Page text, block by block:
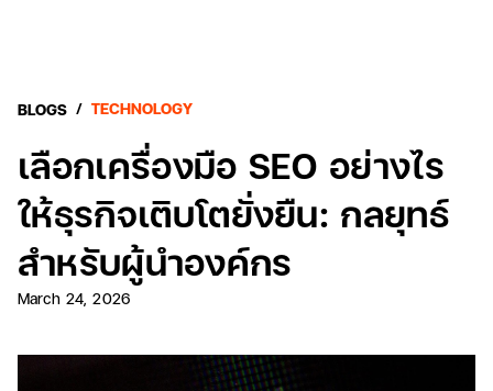
BLOGS / TECHNOLOGY
เลือกเครื่องมือ SEO อย่างไร
ให้ธุรกิจเติบโตยั่งยืน: กลยุทธ์
สำหรับผู้นำองค์กร
March 24, 2026